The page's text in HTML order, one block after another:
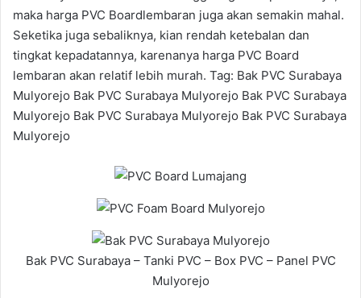
maka harga PVC Boardlembaran juga akan semakin mahal.
Seketika juga sebaliknya, kian rendah ketebalan dan
tingkat kepadatannya, karenanya harga PVC Board
lembaran akan relatif lebih murah. Tag: Bak PVC Surabaya
Mulyorejo Bak PVC Surabaya Mulyorejo Bak PVC Surabaya
Mulyorejo Bak PVC Surabaya Mulyorejo Bak PVC Surabaya
Mulyorejo
Bak PVC Surabaya – Tanki PVC – Box PVC – Panel PVC
Mulyorejo